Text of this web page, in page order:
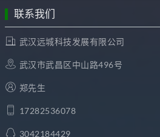
联系我们
武汉远城科技发展有限公司
武汉市武昌区中山路496号
郑先生
17282536078
3042184429